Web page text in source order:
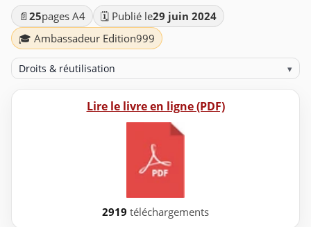
📄 25pages A4 🗓️ Publié le29 juin 2024
🎓 Ambassadeur Edition999
Droits & réutilisation ▾
Lire le livre en ligne (PDF)
2919 téléchargements